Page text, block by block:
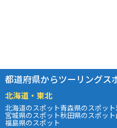
都道府県からツーリングス
北海道・東北
北海道のスポット青森県のスポット
宮城県のスポット秋田県のスポット
福島県のスポット